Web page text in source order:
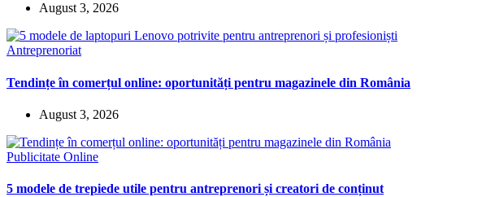
August 3, 2026
Antreprenoriat
Tendințe în comerțul online: oportunități pentru magazinele din România
August 3, 2026
Publicitate Online
5 modele de trepiede utile pentru antreprenori și creatori de conținut